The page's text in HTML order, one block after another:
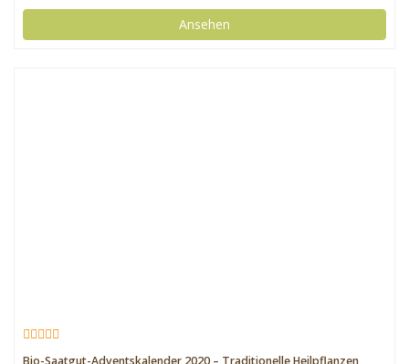
Ansehen
Bio-Saatgut-Adventskalender 2020 – Traditionelle Heilpflanzen,